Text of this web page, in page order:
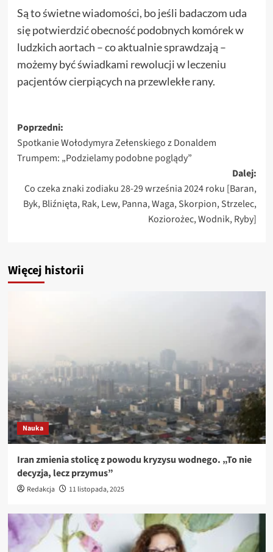
Są to świetne wiadomości, bo jeśli badaczom uda
się potwierdzić obecność podobnych komórek w
ludzkich aortach – co aktualnie sprawdzają –
możemy być świadkami rewolucji w leczeniu
pacjentów cierpiących na przewlekłe rany.
Zobacz
wpisy
Poprzedni:
Spotkanie Wołodymyra Zełenskiego z Donaldem
Trumpem: „Podzielamy podobne poglądy”
Dalej:
Co czeka znaki zodiaku 28-29 września 2024 roku [Baran,
Byk, Bliźnięta, Rak, Lew, Panna, Waga, Skorpion, Strzelec,
Koziorożec, Wodnik, Ryby]
Więcej historii
Nauka
Iran zmienia stolicę z powodu kryzysu wodnego. „To nie
decyzja, lecz przymus”
Redakcja 11 listopada, 2025